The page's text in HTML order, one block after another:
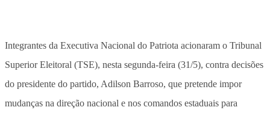
Integrantes da Executiva Nacional do Patriota acionaram o Tribunal
Superior Eleitoral (TSE), nesta segunda-feira (31/5), contra decisões
do presidente do partido, Adilson Barroso, que pretende impor
mudanças na direção nacional e nos comandos estaduais para